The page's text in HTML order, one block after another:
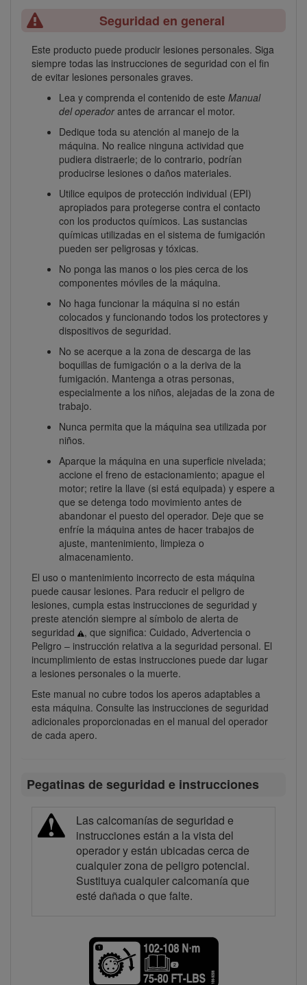
Seguridad en general
Este producto puede producir lesiones personales. Siga
siempre todas las instrucciones de seguridad con el fin
de evitar lesiones personales graves.
Lea y comprenda el contenido de este Manual
del operadorantes de arrancar el motor.
Dedique toda su atención al manejo de la
máquina. No realice ninguna actividad que
pudiera distraerle; de lo contrario, podrían
producirse lesiones o daños materiales.
Utilice equipos de protección individual (EPI)
apropiados para protegerse contra el contacto
con los productos químicos. Las sustancias
químicas utilizadas en el sistema de fumigación
pueden ser peligrosas y tóxicas.
No ponga las manos o los pies cerca de los
componentes móviles de la máquina.
No haga funcionar la máquina si no están
colocados y funcionando todos los protectores y
dispositivos de seguridad.
No se acerque a la zona de descarga de las
boquillas de fumigación o a la deriva de la
fumigación. Mantenga a otras personas,
especialmente a los niños, alejadas de la zona de
trabajo.
Nunca permita que la máquina sea utilizada por
niños.
Aparque la máquina en una superficie nivelada;
accione el freno de estacionamiento; apague el
motor; retire la llave (si está equipada) y espere a
que se detenga todo movimiento antes de
abandonar el puesto del operador. Deje que se
enfríe la máquina antes de hacer trabajos de
ajuste, mantenimiento, limpieza o
almacenamiento.
El uso o mantenimiento incorrecto de esta máquina
puede causar lesiones. Para reducir el peligro de
lesiones, cumpla estas instrucciones de seguridad y
preste atención siempre al símbolo de alerta de
seguridad
, que significa: Cuidado, Advertencia o
Peligro – instrucción relativa a la seguridad personal. El
incumplimiento de estas instrucciones puede dar lugar
a lesiones personales o la muerte.
Este manual no cubre todos los aperos adaptables a
esta máquina. Consulte las instrucciones de seguridad
adicionales proporcionadas en el manual del operador
de cada apero.
Pegatinas de seguridad e instrucciones
Las calcomanías de seguridad e
instrucciones están a la vista del
operador y están ubicadas cerca de
cualquier zona de peligro potencial.
Sustituya cualquier calcomanía que
esté dañada o que falte.